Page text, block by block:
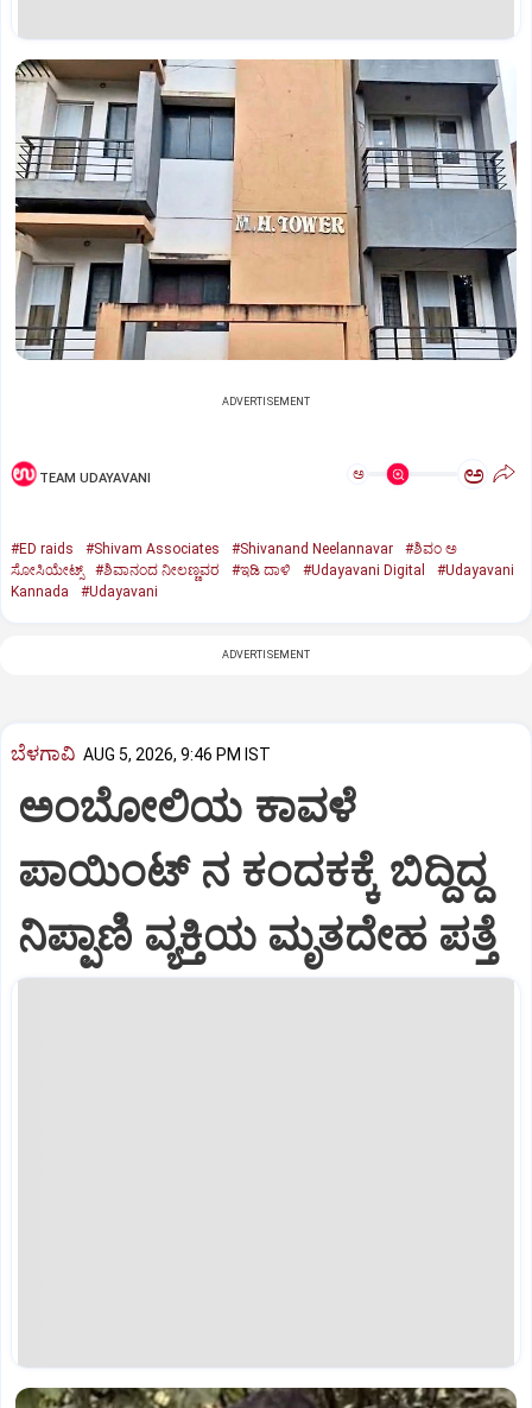
ADVERTISEMENT
TEAM UDAYAVANI ಅ ಅ
#ED raids #Shivam Associates #Shivanand Neelannavar
#ಶಿವಂ ಅ
ಸೋಸಿಯೇಟ್ಸ್
#ಶಿವಾನಂದ ನೀಲಣ್ಣವರ #ಇಡಿ ದಾಳಿ #Udayavani Digital
#Udayavani
Kannada
#Udayavani
ADVERTISEMENT
ಬೆಳಗಾವಿ AUG 5, 2026, 9:46 PM IST
ಅಂಬೋಲಿಯ ಕಾವಳೆ‌
ಪಾಯಿಂಟ್ ನ ಕಂದಕಕ್ಕೆ ಬಿದ್ದಿದ್ದ
ನಿಪ್ಪಾಣಿ ವ್ಯಕ್ತಿಯ ಮೃತದೇಹ ಪತ್ತೆ